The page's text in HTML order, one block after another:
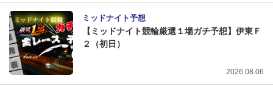
ミッドナイト予想
【ミッドナイト競輪厳選１場ガチ予想】伊東Ｆ
２（初日）
2026.08.06